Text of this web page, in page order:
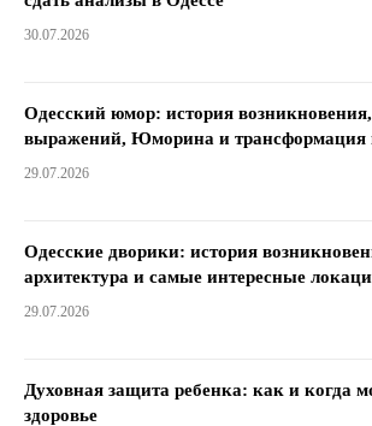
30.07.2026
Одесский юмор: история
выражений, Юморина и трансформация
29.07.2026
Одесские дворики: история
архитектура и самые интересные
29.07.2026
Духовная защита ребенка: как и когда
здоровье